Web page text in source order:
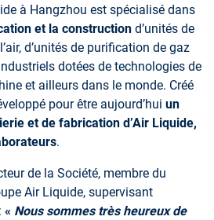
à Hangzhou est spécialisé dans
et la construction d’unités de
d’unités de purification de gaz
dotées de technologies de
et ailleurs dans le monde. Créé
pour être aujourd’hui un
et de fabrication d’Air Liquide,
.
de la Société, membre du
Air Liquide, supervisant
« Nous sommes très heureux de